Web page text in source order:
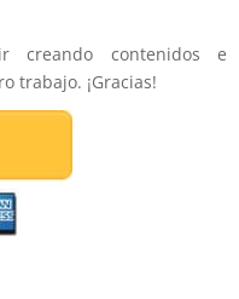
creando contenidos e
trabajo. ¡Gracias!